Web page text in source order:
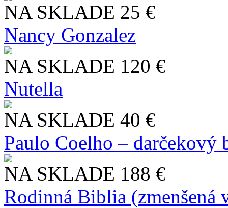
NA SKLADE 25 €
Nancy Gonzalez
NA SKLADE 120 €
Nutella
NA SKLADE 40 €
Paulo Coelho – darčekový
NA SKLADE 188 €
Rodinná Biblia (zmenšená